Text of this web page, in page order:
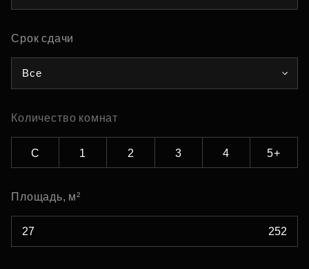
Срок сдачи
Все
Количество комнат
С 1 2 3 4 5+
Площадь, м²